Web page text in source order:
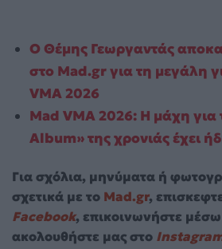
Ο Θέμης Γεωργαντάς
στο Mad.gr για τη μεγάλη
VMA 2026
Mad VMA 2026: Η μάχη για
Album» της χρονιάς έχει
Για σχόλια, μηνύματα ή
σχετικά με το Mad.gr,
Facebook, επικοινωνήστε μέσω
ακολουθήστε μας στο